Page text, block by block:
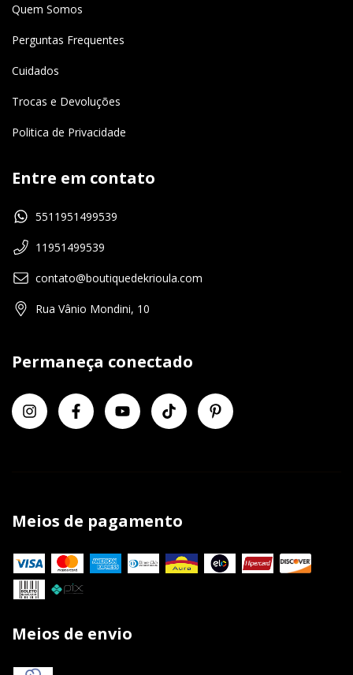
Quem Somos
Perguntas Frequentes
Cuidados
Trocas e Devoluções
Politica de Privacidade
Entre em contato
5511951499539
11951499539
contato@boutiquedekrioula.com
Rua Vânio Mondini, 10
Permaneça conectado
Meios de pagamento
Meios de envio